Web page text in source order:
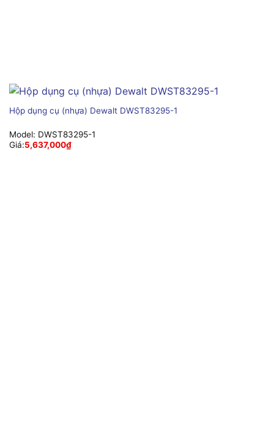
Hộp dụng cụ (nhựa) Dewalt DWST83295-1
Model: DWST83295-1
Giá:5,637,000₫